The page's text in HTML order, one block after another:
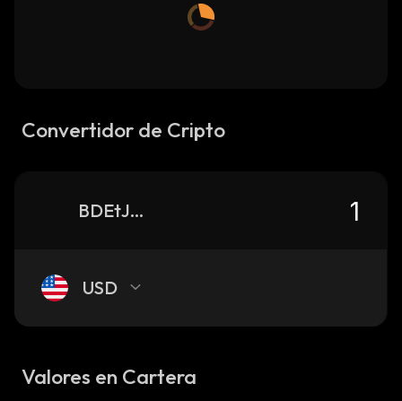
Convertidor de Cripto
BDEtJx4ztCUrZDWbcHhQc4dCNjc1sMpJhzkkgQxhKH8f_solana
USD
Valores en Cartera